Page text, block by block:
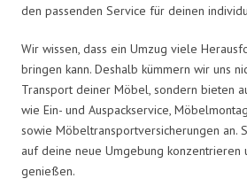
den passenden Service für deinen
Wir wissen, dass ein Umzug viele
bringen kann. Deshalb kümmern wir uns
Transport deiner Möbel, sondern bieten
wie Ein- und Auspackservice,
sowie Möbeltransportversicherungen an.
auf deine neue Umgebung konzentrieren
genießen.